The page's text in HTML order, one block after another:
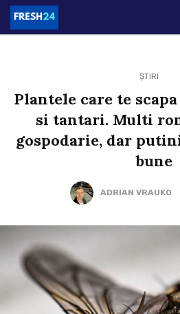
ȘTIRI
Plantele care te
si tantari. Multi
gospodarie, dar
bune
ADRIAN VRAUKO